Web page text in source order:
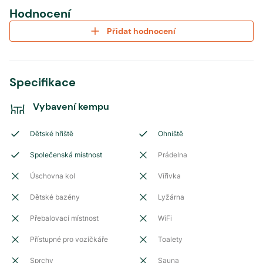
Hodnocení
Přidat hodnocení
Specifikace
Vybavení kempu
Dětské hřiště Ohniště
Společenská místnost Prádelna
Úschovna kol Vířivka
Dětské bazény Lyžárna
Přebalovací místnost WiFi
Přístupné pro vozíčkáře Toalety
Sprchy Sauna